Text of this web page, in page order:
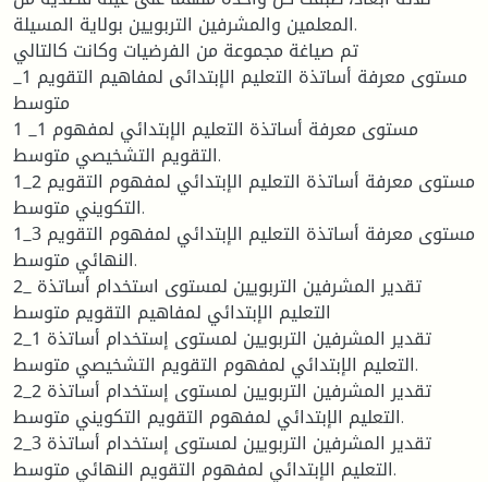
المعلمين والمشرفين التربويين بولاية المسيلة.
تم صياغة مجموعة من الفرضيات وكانت كالتالي
_1 مستوى معرفة أساتذة التعليم الإبتدائى لمفاهيم التقويم
متوسط
1 _1 مستوى معرفة أساتذة التعليم الإبتدائي لمفهوم
التقويم التشخيصي متوسط.
1_2 مستوى معرفة أساتذة التعليم الإبتدائي لمفهوم التقويم
التكويني متوسط.
1_3 مستوى معرفة أساتذة التعليم الإبتدائي لمفهوم التقويم
النهائي متوسط.
2_ تقدير المشرفين التربويين لمستوى استخدام أساتذة
التعليم الإبتدائي لمفاهيم التقويم متوسط
2_1 تقدير المشرفين التربويين لمستوى إستخدام أساتذة
التعليم الإبتدائي لمفهوم التقويم التشخيصي متوسط.
2_2 تقدير المشرفين التربويين لمستوى إستخدام أساتذة
التعليم الإبتدائي لمفهوم التقويم التكويني متوسط.
2_3 تقدير المشرفين التربويين لمستوى إستخدام أساتذة
التعليم الإبتدائي لمفهوم التقويم النهائي متوسط.